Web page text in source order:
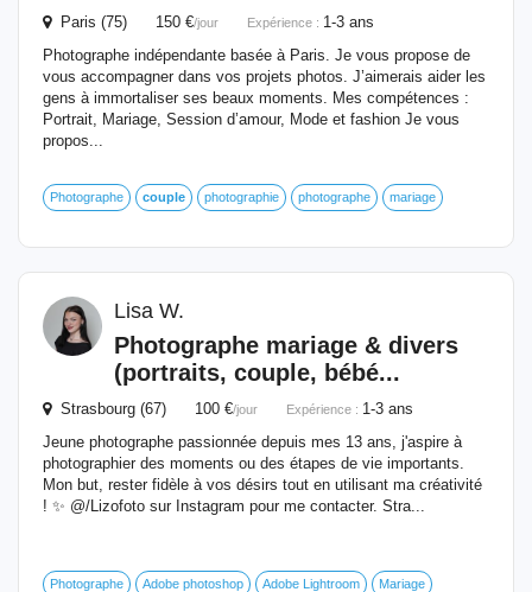
Paris (75) 150 €/jour Expérience : 1-3 ans
Photographe indépendante basée à Paris. Je vous propose de
vous accompagner dans vos projets photos. J’aimerais aider les
gens à immortaliser ses beaux moments. Mes compétences :
Portrait, Mariage, Session d’amour, Mode et fashion Je vous
propos...
Photographe couple photographie photographe mariage
Lisa W.
Photographe mariage & divers
(portraits, couple, bébé...
Strasbourg (67) 100 €/jour Expérience : 1-3 ans
Jeune photographe passionnée depuis mes 13 ans, j'aspire à
photographier des moments ou des étapes de vie importants.
Mon but, rester fidèle à vos désirs tout en utilisant ma créativité
! ✨ @/Lizofoto sur Instagram pour me contacter. Stra...
Photographe Adobe photoshop Adobe Lightroom Mariage